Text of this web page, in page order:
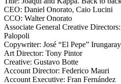
CEO: Daniel Onorato, Caio Lucini
CCO: Walter Onorato
Associate General Creative
Palopoli
Copywriter: José “El Pepe” Irungaray
Art Director: Tony Pintor
Creative: Gustavo Botte
Account Director: Federico Mauri
Account Executive: Fran Fernández